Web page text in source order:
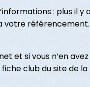
: plus il
votre référencement.
et si vous n’en
club du site de la